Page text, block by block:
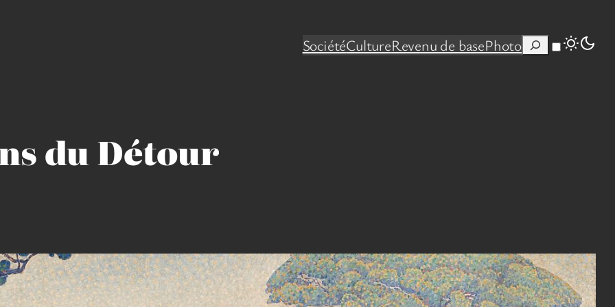
SociétéCultureRevenu de basePhotoRechercher
du Détour